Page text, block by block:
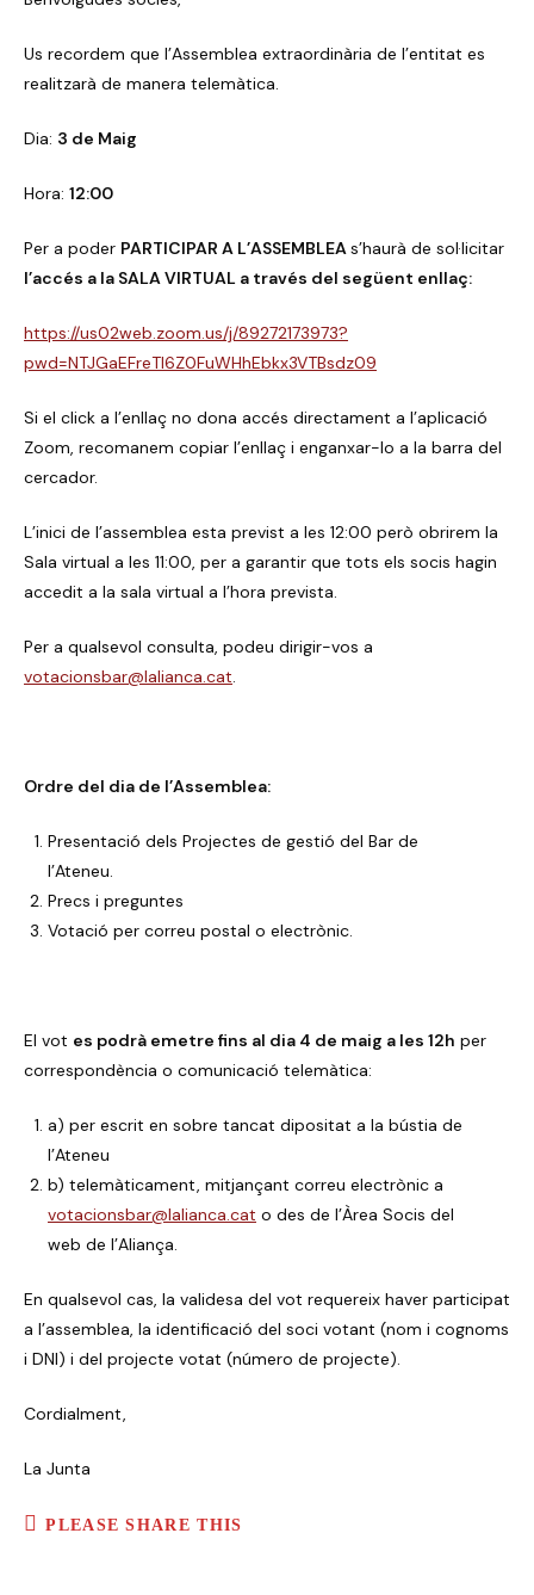
Us recordem que l’Assemblea extraordinària de l’entitat es
realitzarà de manera telemàtica.
Dia: 3 de Maig
Hora: 12:00
Per a poder PARTICIPAR A L’ASSEMBLEAs’haurà de sol·licitar
l’accés a la SALA VIRTUAL a través del següent enllaç:
https://us02web.zoom.us/j/89272173973?
pwd=NTJGaEFreTl6Z0FuWHhEbkx3VTBsdz09
Si el click a l’enllaç no dona accés directament a l’aplicació
Zoom, recomanem copiar l’enllaç i enganxar-lo a la barra del
cercador.
L’inici de l’assemblea esta previst a les 12:00 però obrirem la
Sala virtual a les 11:00, per a garantir que tots els socis hagin
accedit a la sala virtual a l’hora prevista.
Per a qualsevol consulta, podeu dirigir-vos a
votacionsbar@lalianca.cat.
Ordre del dia de l’Assemblea:
Presentació dels Projectes de gestió del Bar de
l’Ateneu.
Precs i preguntes
Votació per correu postal o electrònic.
El vot es podrà emetre fins al dia 4 de maig a les 12h per
correspondència o comunicació telemàtica:
a) per escrit en sobre tancat dipositat a la bústia de
l’Ateneu
b) telemàticament, mitjançant correu electrònic a
votacionsbar@lalianca.cat o des de l’Àrea Socis del
web de l’Aliança.
En qualsevol cas, la validesa del vot requereix haver participat
a l’assemblea, la identificació del soci votant (nom i cognoms
i DNI) i del projecte votat (número de projecte).
Cordialment,
La Junta
PLEASE SHARE THIS